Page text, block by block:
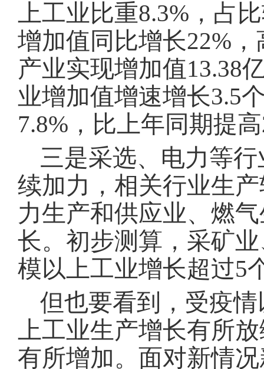
上工业比重8.3%，占
增加值同比增长22%
产业实现增加值13.38
业增加值增速增长3.5
7.8%，比上年同期提
三是采选、电力等
续加力，相关行业生
力生产和供应业、燃
长。初步测算，采矿
模以上工业增长超过5
但也要看到，受疫
上工业生产增长有所
有所增加。面对新情